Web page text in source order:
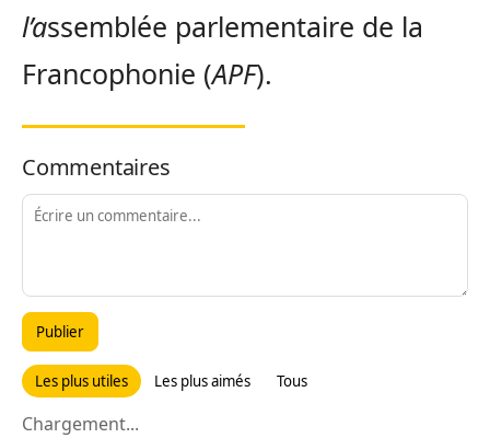
l’assemblée parlementaire de la
Francophonie (APF).
Commentaires
Publier
Les plus utiles Les plus aimés Tous
Chargement...